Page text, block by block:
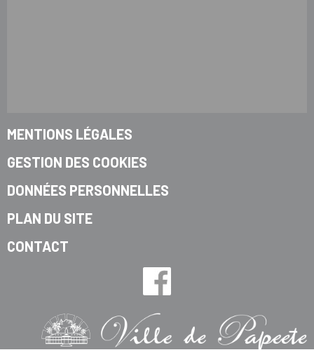
MENTIONS LÉGALES
GESTION DES COOKIES
DONNÉES PERSONNELLES
PLAN DU SITE
CONTACT